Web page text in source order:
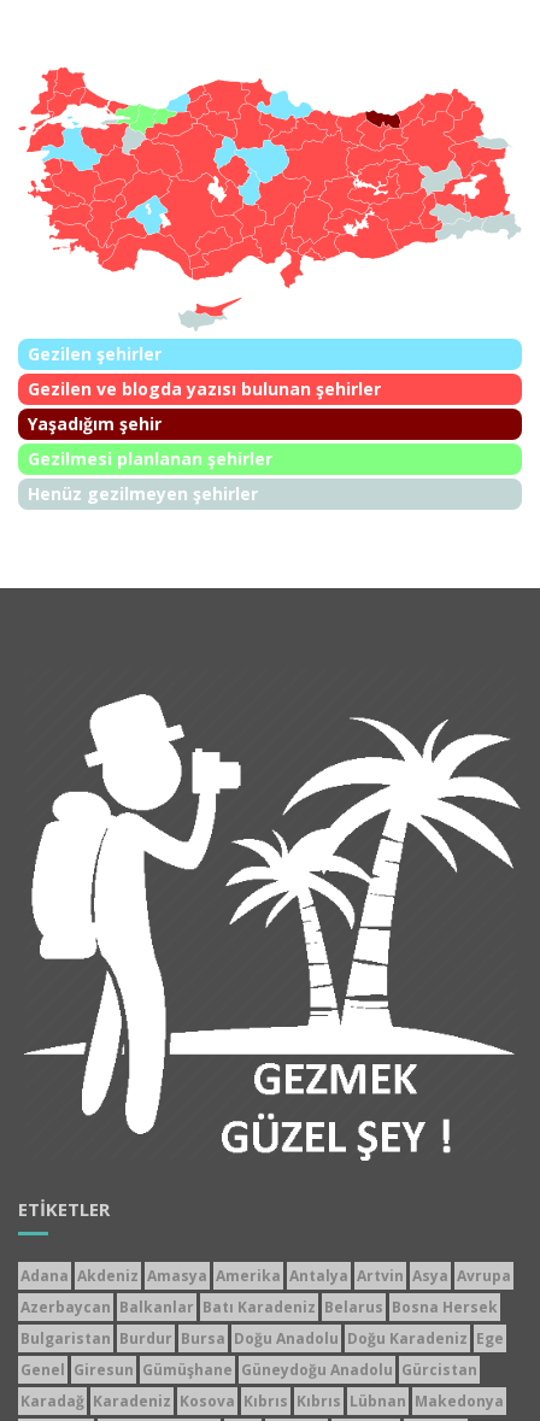
Gezilen şehirler
Gezilen ve blogda yazısı bulunan şehirler
Yaşadığım şehir
Gezilmesi planlanan şehirler
Henüz gezilmeyen şehirler
ETIKETLER
Adana Akdeniz Amasya Amerika Antalya Artvin Asya Avrupa
Azerbaycan Balkanlar Batı Karadeniz Belarus Bosna Hersek
Bulgaristan Burdur Bursa Doğu Anadolu Doğu Karadeniz Ege
Genel Giresun Gümüşhane Güneydoğu Anadolu Gürcistan
Karadağ Karadeniz Kosova Kıbrıs Kıbrıs Lübnan Makedonya